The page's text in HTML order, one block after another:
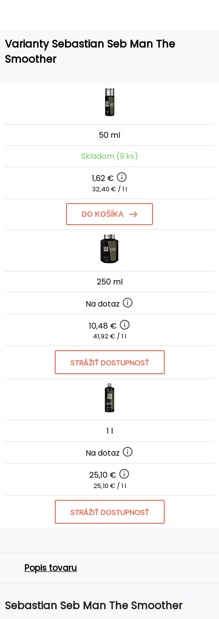
Varianty Sebastian Seb Man The
Smoother
50 ml
Skladom (9 ks)
1,62 €
32,40 € / 1 l
DO KOŠÍKA
250 ml
Na dotaz
10,48 €
41,92 € / 1 l
STRÁŽIŤ DOSTUPNOSŤ
1 l
Na dotaz
25,10 €
25,10 € / 1 l
STRÁŽIŤ DOSTUPNOSŤ
Popis tovaru
Sebastian Seb Man The Smoother